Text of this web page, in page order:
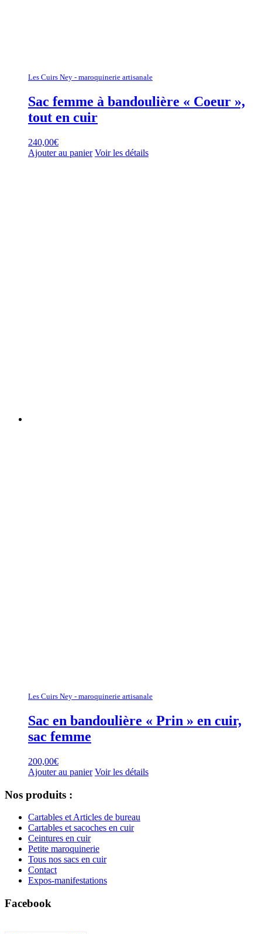
Les Cuirs Ney - maroquinerie artisanale
Sac femme à bandoulière « Coeur »,
tout en cuir
240,00€
Ajouter au panier Voir les détails
Les Cuirs Ney - maroquinerie artisanale
Sac en bandoulière « Prin » en cuir,
sac femme
200,00€
Ajouter au panier Voir les détails
Nos produits :
Cartables et Articles de bureau
Cartables et sacoches en cuir
Ceintures en cuir
Petite maroquinerie
Tous nos sacs en cuir
Contact
Expos-manifestations
Facebook